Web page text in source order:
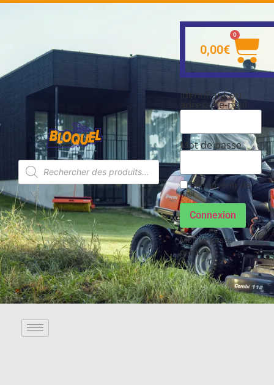
0,00€
0
Identifiant ou
adresse e-mail
Mot de passe
Se souvenir de
moi
Connexion
Mot de passe
perdu ?